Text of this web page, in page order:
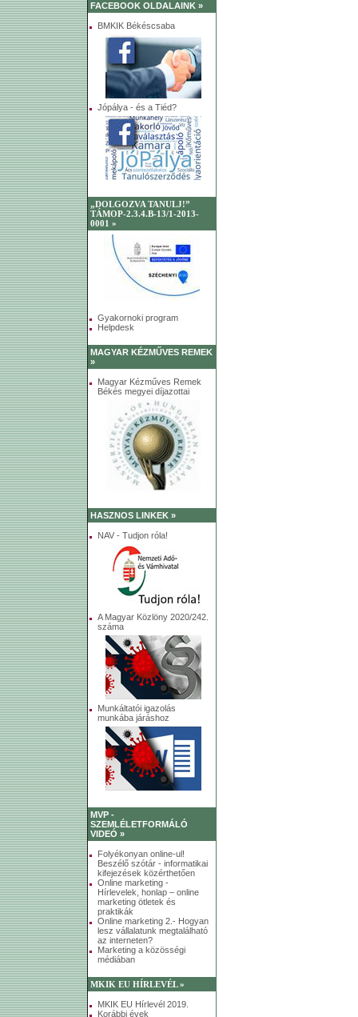
FACEBOOK OLDALAINK »
BMKIK Békéscsaba
Jópálya - és a Tiéd?
„DOLGOZVA TANULJ!”
TÁMOP-2.3.4.B-13/1-2013-
0001 »
Gyakornoki program
Helpdesk
MAGYAR KÉZMŰVES REMEK
»
Magyar Kézműves Remek
Békés megyei díjazottai
HASZNOS LINKEK »
NAV - Tudjon róla!
A Magyar Közlöny 2020/242.
száma
Munkáltatói igazolás
munkába járáshoz
MVP -
SZEMLÉLETFORMÁLÓ
VIDEÓ »
Folyékonyan online-ul!
Beszélő szótár - informatikai
kifejezések közérthetően
Online marketing -
Hírlevelek, honlap – online
marketing ötletek és
praktikák
Online marketing 2.- Hogyan
lesz vállalatunk megtalálható
az interneten?
Marketing a közösségi
médiában
MKIK EU HÍRLEVÉL »
MKIK EU Hírlevél 2019.
Korábbi évek